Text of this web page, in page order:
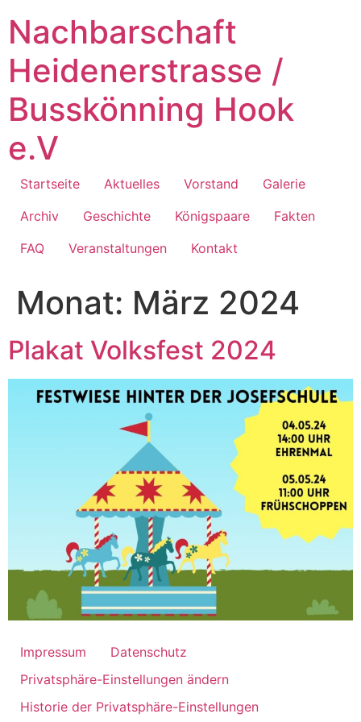
Inhalt
springen
Nachbarschaft
Heidenerstrasse /
Busskönning Hook
e.V
Startseite Aktuelles Vorstand
Galerie
Archiv
Geschichte Königspaare
Fakten
FAQ
Veranstaltungen Kontakt
Monat: März 2024
Plakat Volksfest 2024
Impressum
Datenschutz
Privatsphäre-Einstellungen ändern
Historie der Privatsphäre-Einstellungen